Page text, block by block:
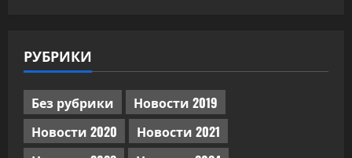
РУБРИКИ
Без рубрики
Новости 2019
Новости 2020
Новости 2021